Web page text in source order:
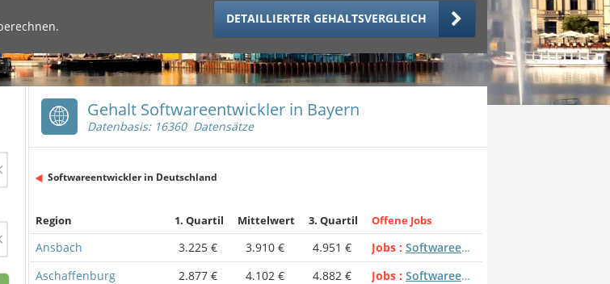
DETAILLIERTER GEHALTSVERGLEICH
Gehalt Softwareentwickler in Bayern
Datenbasis: 16360 Datensätze
Softwareentwickler in Deutschland
Region 1. Quartil Mittelwert 3. Quartil Offene Jobs
Ansbach 3.225 € 3.910 € 4.951 € Jobs
Softwareentwickler
Aschaffenburg
2.877 € 4.102 € 4.882 € Jobs
Softwareentwickler